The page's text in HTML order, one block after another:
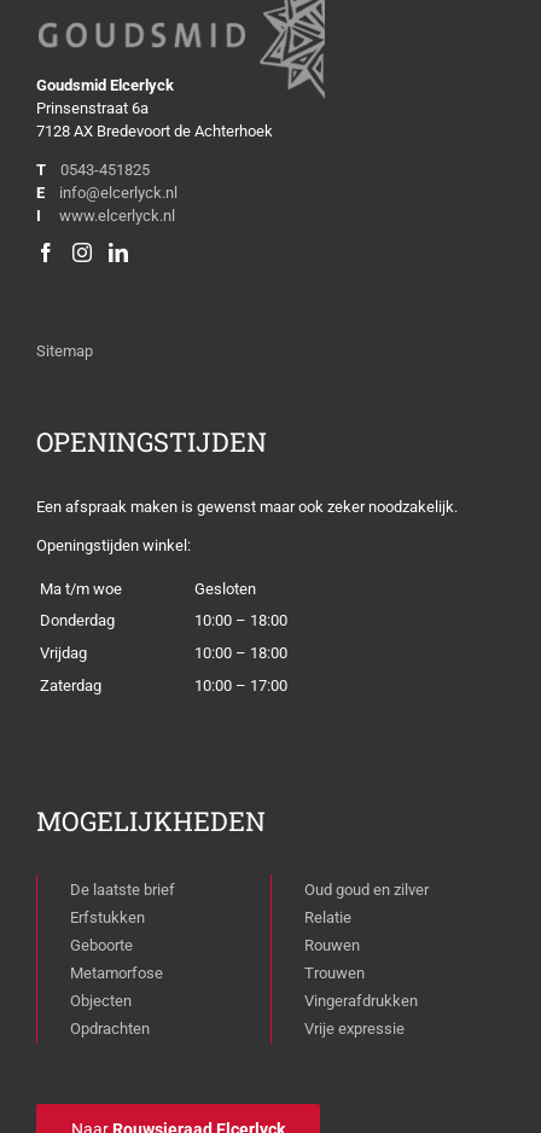
Goudsmid Elcerlyck
Prinsenstraat 6a
7128 AX Bredevoort de Achterhoek
T
0543-451825
E
info@elcerlyck.nl
I
www.elcerlyck.nl
Sitemap
OPENINGSTIJDEN
Een afspraak maken is gewenst maar ook zeker noodzakelijk.
Openingstijden winkel:
Ma t/m woe
Gesloten
Donderdag
10:00 – 18:00
Vrijdag
10:00 – 18:00
Zaterdag
10:00 – 17:00
MOGELIJKHEDEN
De laatste brief
Erfstukken
Geboorte
Metamorfose
Objecten
Opdrachten
Oud goud en zilver
Relatie
Rouwen
Trouwen
Vingerafdrukken
Vrije expressie